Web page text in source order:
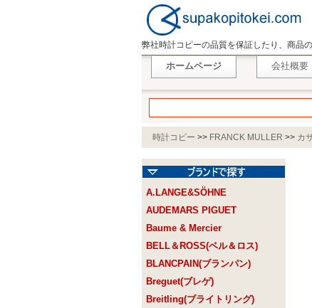
弊社時計コピーの品質を保証したり、商品
ホームページ 会社概要
時計コピー >> FRANCK MULLER >> カ
A.LANGE&SÖHNE
AUDEMARS PIGUET
Baume & Mercier
BELL＆ROSS(ベル＆ロス)
BLANCPAIN(ブランパン)
Breguet(ブレゲ)
Breitling(ブライトリング)